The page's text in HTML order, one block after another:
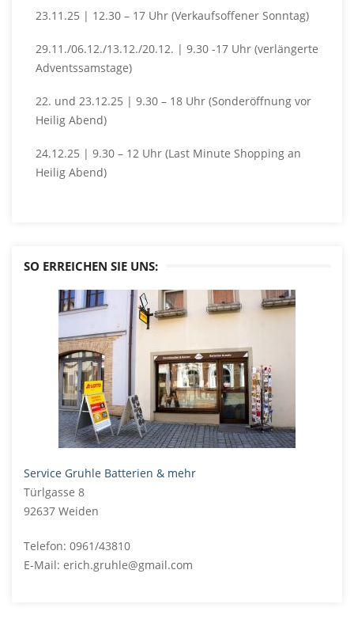
23.11.25 | 12.30 – 17 Uhr (Verkaufsoffener Sonntag)
29.11./06.12./13.12./20.12. | 9.30 -17 Uhr (verlängerte
Adventssamstage)
22. und 23.12.25 | 9.30 – 18 Uhr (Sonderöffnung vor
Heilig Abend)
24.12.25 | 9.30 – 12 Uhr (Last Minute Shopping an
Heilig Abend)
SO ERREICHEN SIE UNS:
Service Gruhle Batterien & mehr
Türlgasse 8
92637 Weiden
Telefon: 0961/43810
E-Mail: erich.gruhle@gmail.com